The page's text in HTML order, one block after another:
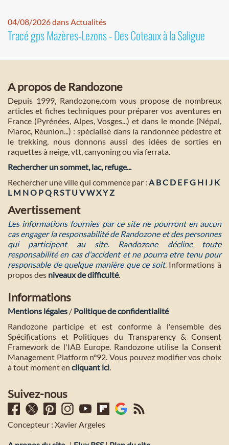
04/08/2026 dans Actualités
Tracé gps Mazères-Lezons - Des Coteaux à la Saligue
A propos de Randozone
Depuis 1999, Randozone.com vous propose de nombreux
articles et fiches techniques pour préparer vos aventures en
France (Pyrénées, Alpes, Vosges...) et dans le monde (Népal,
Maroc, Réunion...) : spécialisé dans la randonnée pédestre et
le trekking, nous donnons aussi des idées de sorties en
raquettes à neige, vtt, canyoning ou via ferrata.
Rechercher un sommet, lac, refuge...
Rechercher une ville qui commence par : A BC D E FG H I J K
L M NO PQ RST U VWXYZ
Avertissement
Les informations fournies par ce site ne pourront en aucun
cas engager la responsabilité de Randozone et des personnes
qui participent au site. Randozone décline toute
responsabilité en cas d'accident et ne pourra etre tenu pour
responsable de quelque manière que ce soit. Informations à
propos des niveaux de difficulté.
Informations
Mentions légales / Politique de confidentialité
Randozone participe et est conforme à l'ensemble des
Spécifications et Politiques du Transparency & Consent
Framework de l'IAB Europe. Randozone utilise la Consent
Management Platform n°92. Vous pouvez modifier vos choix
à tout moment en cliquant ici.
Suivez-nous
Concepteur : Xavier Argeles